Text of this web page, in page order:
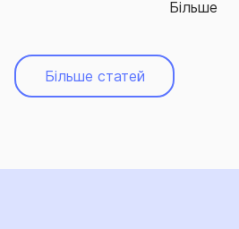
Більше статей